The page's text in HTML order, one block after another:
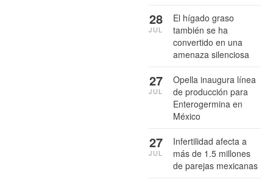
El hígado graso
también se ha
convertido en una
amenaza silenciosa
28
JUL
Opella inaugura línea
de producción para
Enterogermina en
México
27
JUL
Infertilidad afecta a
más de 1.5 millones
de parejas mexicanas
27
JUL